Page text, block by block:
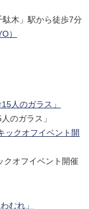
駄木」駅から徒歩7分
）
のガラス」
クオフイベント開催